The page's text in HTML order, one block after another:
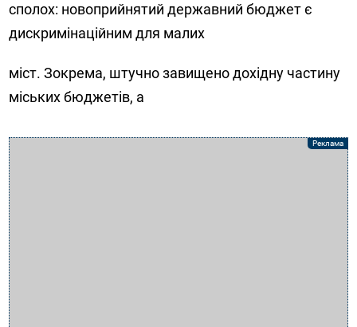
сполох: новоприйнятий державний бюджет є
дискримінаційним для малих
міст. Зокрема, штучно завищено дохідну частину
міських бюджетів, а